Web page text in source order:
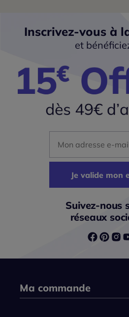
Inscrivez-vous à
et
Je valide mon
Suivez-nous
réseaux
Ma commande